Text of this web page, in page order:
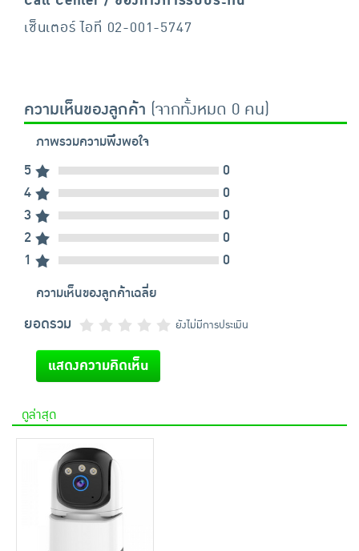
เซ็นเตอร์ ไอที 02-001-5747
ความเห็นของลูกค้า (จากทั้งหมด 0 คน)
ภาพรวมความพึงพอใจ
5
0
4
0
3
0
2
0
1
0
ความเห็นของลูกค้าเฉลี่ย
ยอดรวม ยังไม่มีการประเมิน
แสดงความคิดเห็น
ดูล่าสุด